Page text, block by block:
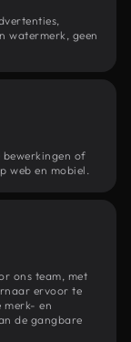
watermerk, geen
bewerkingen of
web en mobiel.
ons team, met
ervoor te
merk- en
de gangbare